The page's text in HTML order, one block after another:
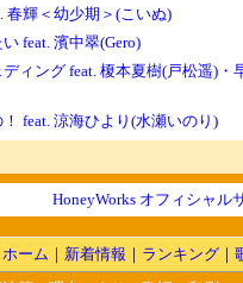
春輝＜幼少期＞(こいぬ)
feat. 濱中翠(Gero)
ィング feat. 榎本夏樹(戸松遥)
feat. 涼海ひより(水瀬いのり)
HoneyWorks オフィシャル
ホーム ｜ 新着情報 ｜ ランキング ｜